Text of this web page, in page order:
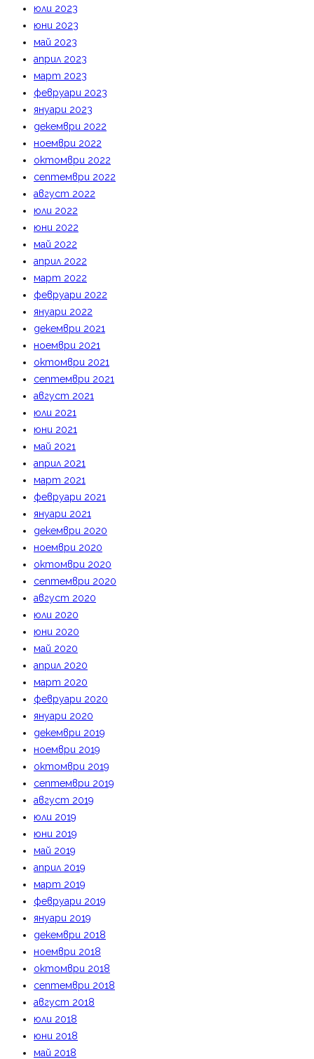
юли 2023
юни 2023
май 2023
април 2023
март 2023
февруари 2023
януари 2023
декември 2022
ноември 2022
октомври 2022
септември 2022
август 2022
юли 2022
юни 2022
май 2022
април 2022
март 2022
февруари 2022
януари 2022
декември 2021
ноември 2021
октомври 2021
септември 2021
август 2021
юли 2021
юни 2021
май 2021
април 2021
март 2021
февруари 2021
януари 2021
декември 2020
ноември 2020
октомври 2020
септември 2020
август 2020
юли 2020
юни 2020
май 2020
април 2020
март 2020
февруари 2020
януари 2020
декември 2019
ноември 2019
октомври 2019
септември 2019
август 2019
юли 2019
юни 2019
май 2019
април 2019
март 2019
февруари 2019
януари 2019
декември 2018
ноември 2018
октомври 2018
септември 2018
август 2018
юли 2018
юни 2018
май 2018